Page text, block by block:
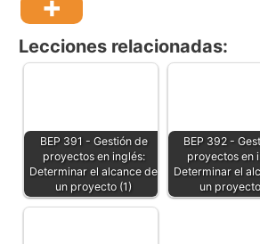
Lecciones relacionadas:
BEP 391 - Gestión de
proyectos en inglés:
Determinar el alcance de
un proyecto (1)
BEP 392 -
proyectos en
Determinar el
un